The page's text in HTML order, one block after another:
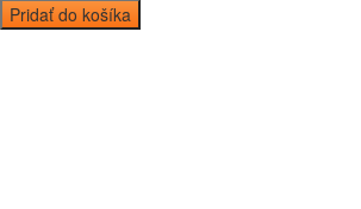
Pridať do košíka